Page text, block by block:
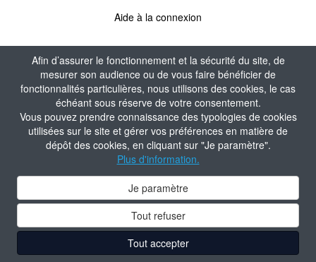
Afin d’assurer le fonctionnement et la sécurité du site, de
mesurer son audience ou de vous faire bénéficier de
fonctionnalités particulières, nous utilisons des cookies, le cas
échéant sous réserve de votre consentement.
Vous pouvez prendre connaissance des typologies de cookies
utilisées sur le site et gérer vos préférences en matière de
dépôt des cookies, en cliquant sur "Je paramètre".
Plus d'information.
Je paramètre
Tout refuser
Tout accepter
Aide à la connexion